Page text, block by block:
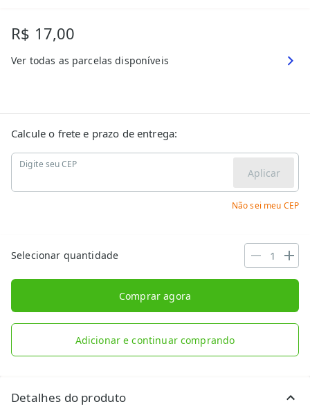
R$ 17,00
Ver todas as parcelas disponíveis
Calcule o frete e prazo de entrega:
Digite seu CEP
Aplicar
Não sei meu CEP
Selecionar quantidade
Comprar agora
Adicionar e continuar comprando
Detalhes do produto